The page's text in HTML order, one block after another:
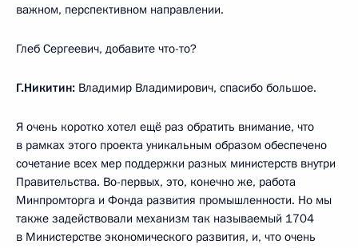
важном, перспективном направлении.
Глеб Сергеевич, добавите что-то?
Г.Никитин: Владимир Владимирович, спасибо большое.
Я очень коротко хотел ещё раз обратить внимание, что
в рамках этого проекта уникальным образом обеспечено
сочетание всех мер поддержки разных министерств внутри
Правительства. Во-первых, это, конечно же, работа
Минпромторга и Фонда развития промышленности. Но мы
также задействовали механизм так называемый 1704
в Министерстве экономического развития, и, что очень